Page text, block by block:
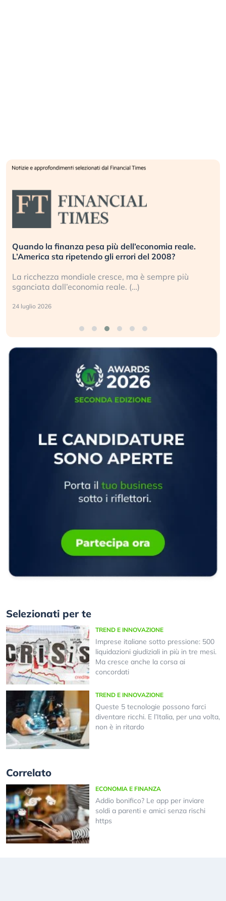
Quando la finanza pesa più dell’economia reale.
L’America sta ripetendo gli errori del 2008?
La ricchezza mondiale cresce, ma è sempre più
sganciata dall’economia reale. (…)
24 luglio 2026
Selezionati per te
TREND E INNOVAZIONE
Imprese italiane sotto pressione: 500
liquidazioni giudiziali in più in tre mesi.
Ma cresce anche la corsa ai
concordati
TREND E INNOVAZIONE
Queste 5 tecnologie possono farci
diventare ricchi. E l’Italia, per una volta,
non è in ritardo
Correlato
ECONOMIA E FINANZA
Addio bonifico? Le app per inviare
soldi a parenti e amici senza rischi
https